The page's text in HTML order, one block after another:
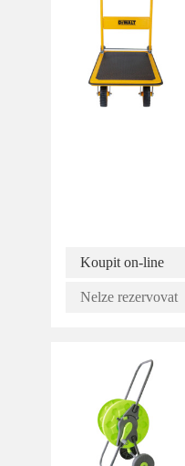
Koupit on-line
Nelze rezervovat